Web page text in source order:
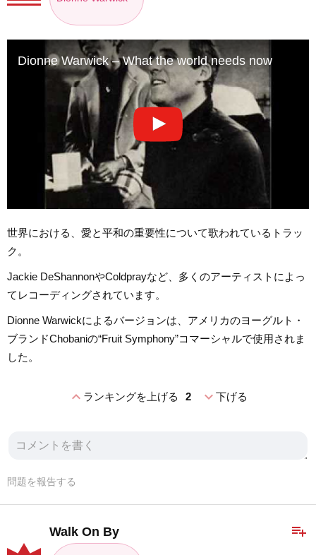
Dionne Warwick – What the world needs now
世界における、愛と平和の重要性について歌われているトラッ
ク。
Jackie DeShannonやColdprayなど、多くのアーティストによっ
てレコーディングされています。
Dionne Warwickによるバージョンは、アメリカのヨーグルト・
ブランドChobaniの“Fruit Symphony”コマーシャルで使用されま
した。
expand_lessランキングを上げる 2 expand_more下げる
問題を報告する
playlist_add
Walk On By